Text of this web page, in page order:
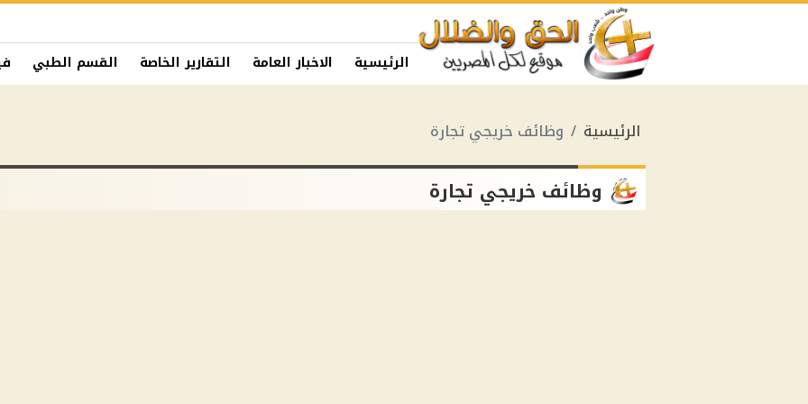
الرئيسية الاخبار العامة التقارير الخاصة القسم الطبي
الرئيسية وظائف خريجي تجارة
وظائف خريجي تجارة